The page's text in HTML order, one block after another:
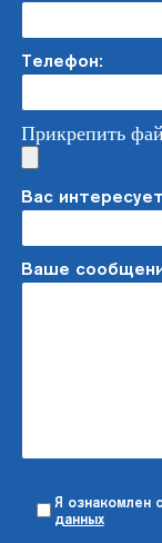
Телефон:
Прикрепить
Вас
Ваше
Я ознакомлен с
данных